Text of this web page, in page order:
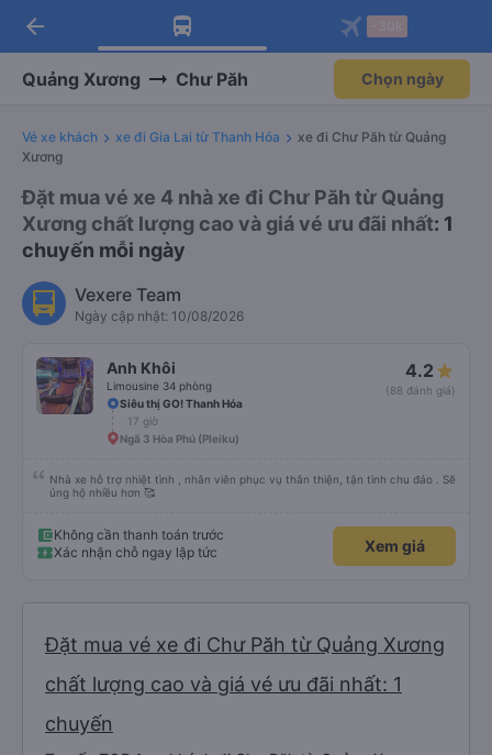
Tải app Vexere ngay!
Nhận ưu đãi thành viên độc
Mở app
Tải app Vexere
-30k/ghế khi đặt vé máy bay qua
Mở app
arrow_back
Quảng Xương Chư Păh Chọn ngày
Vé xe khách xe đi Gia Lai từ Thanh Hóa
xe đi Chư Păh từ Quảng
Xương
Đặt mua vé xe 4 nhà xe đi Chư Păh từ Quảng
Xương chất lượng cao và giá vé ưu đãi nhất: 1
chuyến mỗi ngày
Vexere Team
Ngày cập nhật: 10/08/2026
Anh Khôi
Limousine 34 phòng
4.2
(88 đánh giá)
Siêu thị GO! Thanh Hóa
17 giờ
Ngã 3 Hòa Phú (Pleiku)
Nhà xe hỗ trợ nhiệt tình , nhân viên phục vụ thân thiện, tận tình chu đáo . Sẽ
ủng hộ nhiều hơn 🥰
Không cần thanh toán trước
Xác nhận chỗ ngay lập tức
Xem giá
Đặt mua vé xe đi Chư Păh từ Quảng Xương
chất lượng cao và giá vé ưu đãi nhất: 1
chuyến